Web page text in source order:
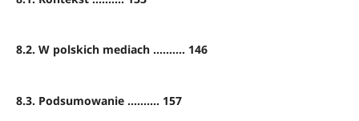
8.2. W polskich mediach .......... 146
8.3. Podsumowanie .......... 157